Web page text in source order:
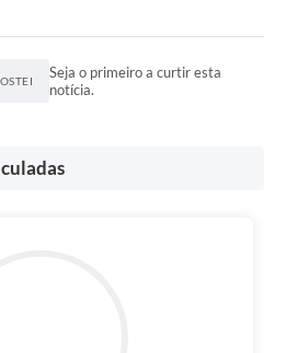
Seja o primeiro a curtir esta
notícia.